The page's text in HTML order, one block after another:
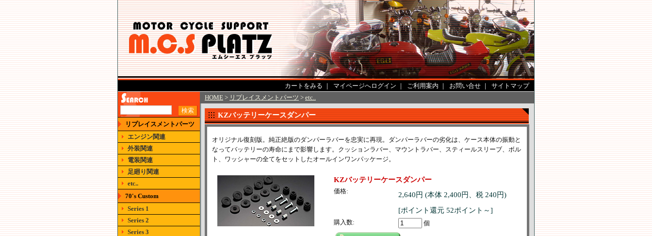
カートをみる ｜ マイページへログイン ｜ ご利用案内 ｜ お問い合せ ｜ サイトマップ
リプレイスメントパーツ
エンジン関連
外装関連
電装関連
足廻り関連
etc..
70's Custom
Series 1
Series 2
Series 3
HOME > リプレイスメントパーツ > etc..
KZバッテリーケースダンパー
オリジナル復刻版。純正絶版のダンパーラバーを忠実に再現。ダンパーラバーの劣化は、ケース本体の振動と
なってバッテリーの寿命にまで影響します。クッションラバー、マウントラバー、スティールスリーブ、ボル
ト、ワッシャーの全てをセットしたオールインワンパッケージ。
KZバッテリーケースダンパー
価格:
2,640円 (本体 2,400円、税 240円)
[ポイント還元 52ポイント～]
購入数: 個